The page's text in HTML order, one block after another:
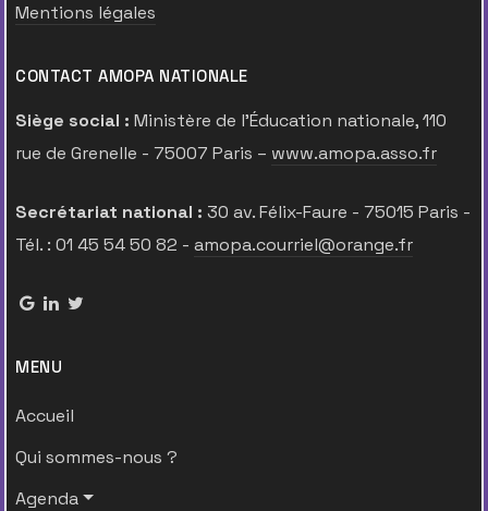
Mentions légales
CONTACT AMOPA NATIONALE
Siège social : Ministère de l’Éducation nationale, 110
rue de Grenelle - 75007 Paris – www.amopa.asso.fr
Secrétariat national : 30 av. Félix-Faure - 75015 Paris -
Tél. : 01 45 54 50 82 - amopa.courriel@orange.fr
MENU
Accueil
Qui sommes-nous ?
Agenda